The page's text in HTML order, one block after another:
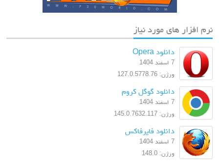
نرم افزار های مورد نیاز
دانلود Opera
7 اسفند 1404
ورژن: 127.0.5778.76
دانلود گوگل کروم
7 اسفند 1404
ورژن: 145.0.7632.117
دانلود فایرفاکس
7 اسفند 1404
ورژن: 148.0